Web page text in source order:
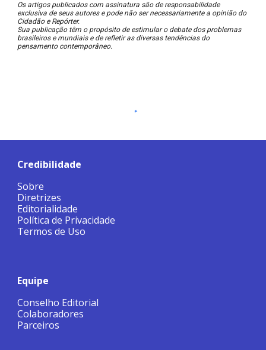
Os artigos publicados com assinatura são de responsabilidade
exclusiva de seus autores e pode não ser necessariamente a opinião do
Cidadão e Repórter.
Sua publicação têm o propósito de estimular o debate dos problemas
brasileiros e mundiais e de refletir as diversas tendências do
pensamento contemporâneo.
Credibilidade
Sobre
Diretrizes
Editorialidade
Política de Privacidade
Termos de Uso
Equipe
Conselho Editorial
Colaboradores
Parceiros